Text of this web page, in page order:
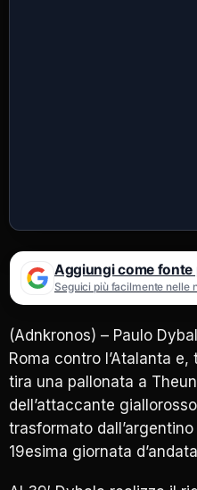
Aggiungi come fonte
Seguici più facilmente nelle
(Adnkronos) – Paulo
Roma contro l’Atalanta
tira una pallonata a
dell’attaccante
trasformato
19esima giornata